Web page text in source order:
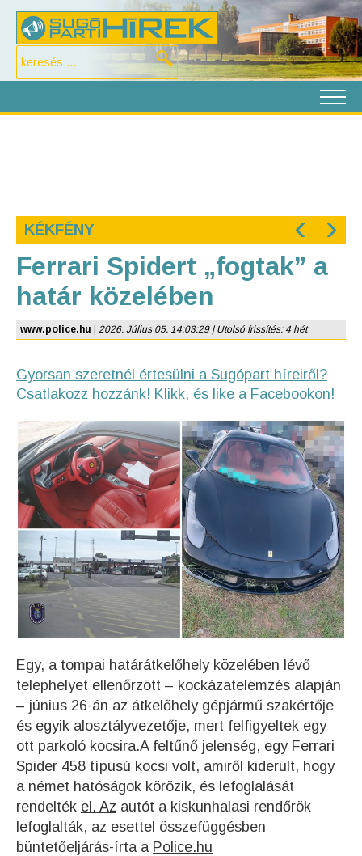
KÉKFÉNY ‹ ›
Ferrari Spidert „fogtak” a
határ közelében
www.police.hu 2026. Július 05. 14:03:29 | Utolsó frissítés: 4 hét
Gyorsan szeretnél értesülni a Sugópart híreiről?
Csatlakozz hozzánk! Klikk, és like a Facebookon!
Egy, a tompai határátkelőhely közelében lévő
telephelyet ellenőrzött – kockázatelemzés alapján
– június 26-án az átkelőhely gépjármű szakértője
és egyik alosztályvezetője, mert felfigyeltek egy
ott parkoló kocsira.A feltűnő jelenség, egy Ferrari
Spider 458 típusú kocsi volt, amiről kiderült, hogy
a német hatóságok körözik, és lefoglalását
rendelték el. Az autót a kiskunhalasi rendőrök
lefoglalták, az esettel összefüggésben
büntetőeljárás-írta a Police.hu